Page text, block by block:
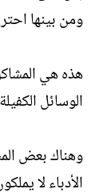
ومن بينها
هذه هي
الوسائل
وهناك بعض
الأدباء لا